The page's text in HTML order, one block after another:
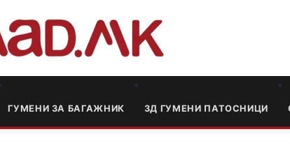
ГУМЕНИ ЗА БАГАЖНИК 3Д ГУМЕНИ ПАТОСНИЦИ